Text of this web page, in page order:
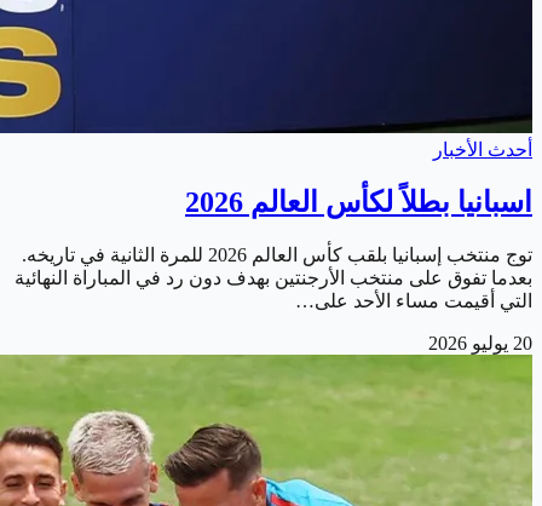
أحدث الأخبار
اسبانيا بطلاً لكأس العالم 2026
توج منتخب إسبانيا بلقب كأس العالم 2026 للمرة الثانية في تاريخه.
بعدما تفوق على منتخب الأرجنتين بهدف دون رد في المباراة النهائية
التي أقيمت مساء الأحد على…
20 يوليو 2026